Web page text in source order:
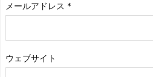
メールアドレス *
ウェブサイト